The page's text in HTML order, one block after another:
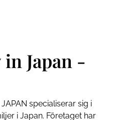
Japan -
specialiserar sig i
i Japan. Företaget har